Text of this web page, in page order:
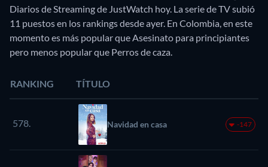
Diarios de Streaming de JustWatch hoy. La serie de TV subió
11 puestos en los rankings desde ayer. En Colombia, en este
momento es más popular que Asesinato para principiantes
pero menos popular que Perros de caza.
RANKING TÍTULO
578. Navidad en casa -147